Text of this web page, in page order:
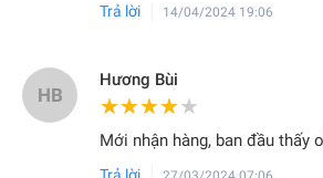
Trả lời 14/04/2024 19:06
HB
Hương Bùi
★★★★★
★★★★★
Mới nhận hàng, ban đầu thấy